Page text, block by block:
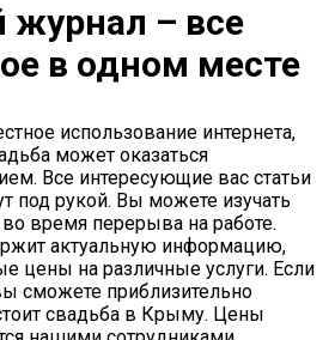
– все
в одном месте
использование интернета,
может оказаться
Все интересующие вас статьи
под рукой. Вы можете изучать
время перерыва на работе.
актуальную информацию,
цены на различные услуги. Если
сможете приблизительно
свадьба в Крыму. Цены